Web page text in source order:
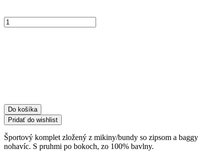
množstvo
Športový
Do košíka
Pridať do wishlist
Športový komplet zložený z mikiny/bundy so zipsom a baggy
nohavíc. S pruhmi po bokoch, zo 100% bavlny.